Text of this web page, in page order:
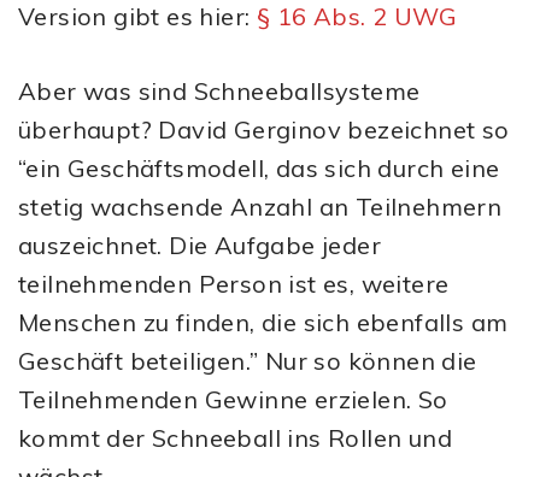
Version gibt es hier: § 16 Abs. 2 UWG
Aber was sind Schneeballsysteme
überhaupt? David Gerginov bezeichnet so
“ein Geschäftsmodell, das sich durch eine
stetig wachsende Anzahl an Teilnehmern
auszeichnet. Die Aufgabe jeder
teilnehmenden Person ist es, weitere
Menschen zu finden, die sich ebenfalls am
Geschäft beteiligen.” Nur so können die
Teilnehmenden Gewinne erzielen. So
kommt der Schneeball ins Rollen und